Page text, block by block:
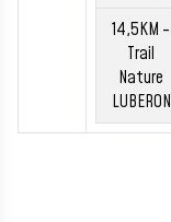
14,5KM -
Trail
Nature
LUBERON